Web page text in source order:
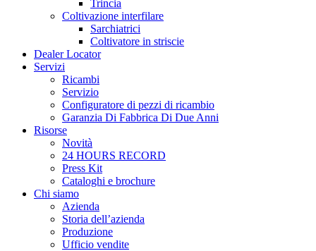
Trincia
Coltivazione interfilare
Sarchiatrici
Coltivatore in striscie
Dealer Locator
Servizi
Ricambi
Servizio
Configuratore di pezzi di ricambio
Garanzia Di Fabbrica Di Due Anni
Risorse
Novità
24 HOURS RECORD
Press Kit
Cataloghi e brochure
Chi siamo
Azienda
Storia dell’azienda
Produzione
Ufficio vendite